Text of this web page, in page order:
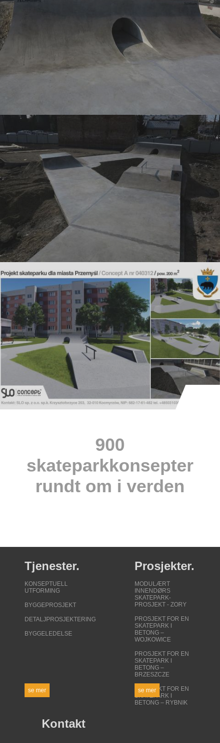
900
skateparkkonsepter
rundt om i verden
Tjenester.
KONSEPTUELL
UTFORMING
BYGGEPROSJEKT
DETALJPROSJEKTERING
BYGGELEDELSE
se mer
Prosjekter.
MODULÆRT
INNENDØRS
SKATEPARK-
PROSJEKT - ZORY
PROSJEKT FOR EN
SKATEPARK I
BETONG –
WOJKOWICE
PROSJEKT FOR EN
SKATEPARK I
BETONG –
BRZESZCZE
PROSJEKT FOR EN
SKATEPARK I
BETONG – RYBNIK
se mer
Kontakt